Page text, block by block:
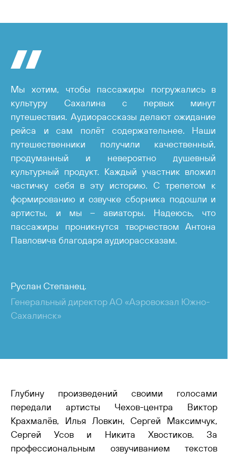
Мы хотим, чтобы пассажиры погружались в
культуру Сахалина с первых минут
путешествия. Аудиорассказы делают ожидание
рейса и сам полёт содержательнее. Наши
путешественники получили качественный,
продуманный и невероятно душевный
культурный продукт. Каждый участник вложил
частичку себя в эту историю. С трепетом к
формированию и озвучке сборника подошли и
артисты, и мы – авиаторы. Надеюсь, что
пассажиры проникнутся творчеством Антона
Павловича благодаря аудиорассказам.
Руслан Степанец.
Генеральный директор АО «Аэровокзал Южно-
Сахалинск»
Глубину произведений своими голосами
передали артисты Чехов-центра Виктор
Крахмалёв, Илья Ловкин, Сергей Максимчук,
Сергей Усов и Никита Хвостиков. За
профессиональным озвучиванием текстов